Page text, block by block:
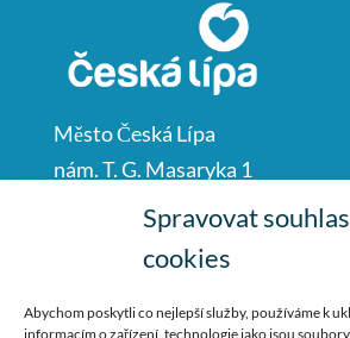
Spravovat
cookies
Abychom poskytli co nejlepší služby, používáme k
informacím o zařízení, technologie jako jsou
Město Česká Lípa
nám. T. G. Masaryka 1
Česká Lípa